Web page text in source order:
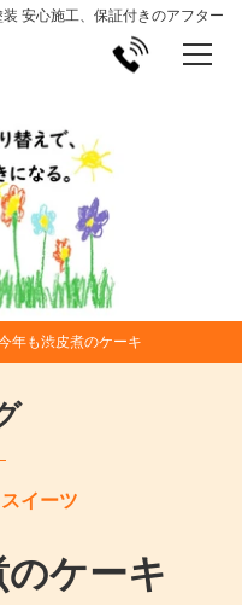
安心施工、保証付きのアフター
年も渋皮煮のケーキ
イーツ
ケーキ